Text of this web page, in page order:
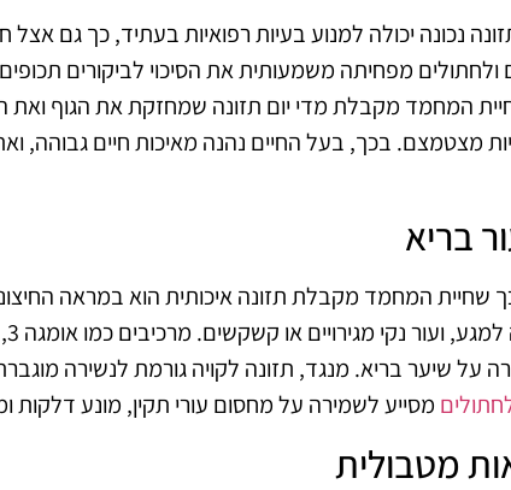
נכונה יכולה למנוע בעיות רפואיות בעתיד, כך גם
מפחיתה משמעותית את הסיכוי לביקורים תכופים
המחמד מקבלת מדי יום תזונה שמחזקת את הגוף ואת
מצטמצם. בכך, בעל החיים נהנה מאיכות חיים גבוהה,
בריא
שחיית המחמד מקבלת תזונה איכותית הוא במראה
על שיער בריא. מנגד, תזונה לקויה גורמת לנשירה
מסייע לשמירה על מחסום עורי תקין, מונע
מטבולית